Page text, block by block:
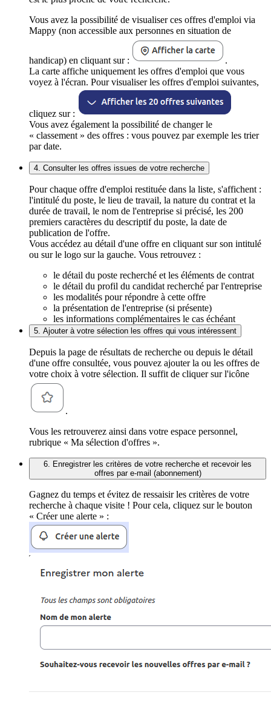
Vous avez la possibilité de visualiser ces offres d'emploi via
Mappy (non accessible aux personnes en situation de
handicap) en cliquant sur :
.
La carte affiche uniquement les offres d'emploi que vous
voyez à l'écran. Pour visualiser les offres d'emploi suivantes,
cliquez sur :
Vous avez également la possibilité de changer le
« classement » des offres : vous pouvez par exemple les trier
par date.
4. Consulter les offres issues de votre recherche
Pour chaque offre d'emploi restituée dans la liste, s'affichent :
l'intitulé du poste, le lieu de travail, la nature du contrat et la
durée de travail, le nom de l'entreprise si précisé, les 200
premiers caractères du descriptif du poste, la date de
publication de l'offre.
Vous accédez au détail d'une offre en cliquant sur son intitulé
ou sur le logo sur la gauche. Vous retrouvez :
le détail du poste recherché et les éléments de contrat
le détail du profil du candidat recherché par l'entreprise
les modalités pour répondre à cette offre
la présentation de l'entreprise (si présente)
les informations complémentaires le cas échéant
5. Ajouter à votre sélection les offres qui vous intéressent
Depuis la page de résultats de recherche ou depuis le détail
d'une offre consultée, vous pouvez ajouter la ou les offres de
votre choix à votre sélection. Il suffit de cliquer sur l'icône
.
Vous les retrouverez ainsi dans votre espace personnel,
rubrique « Ma sélection d'offres ».
6. Enregistrer les critères de votre recherche et recevoir les
offres par e-mail (abonnement)
Gagnez du temps et évitez de ressaisir les critères de votre
recherche à chaque visite ! Pour cela, cliquez sur le bouton
« Créer une alerte » :